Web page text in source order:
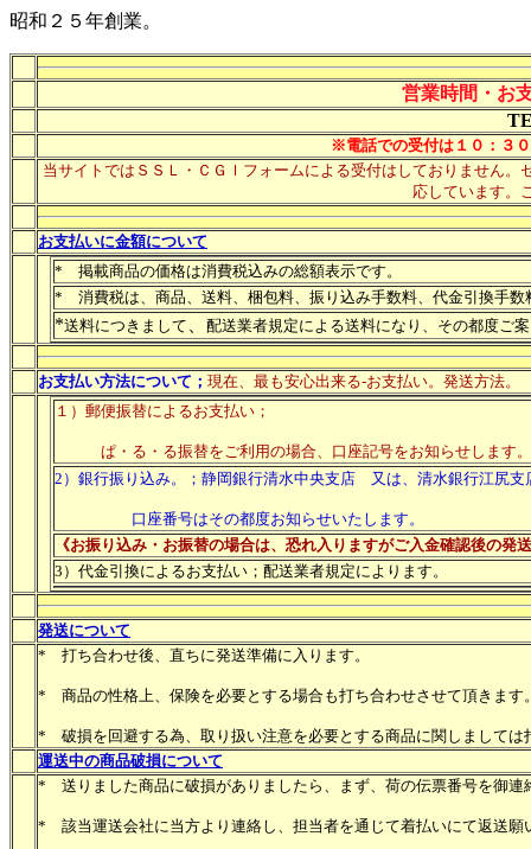
昭和２５年創業。
営業時間・お
※電話での受付は１０：３
当サイトではＳＳＬ・ＣＧＩフォームによる受付はしておりません
応しています。
お支払いに金額について
* 掲載商品の価格は消費税込みの総額表示です。
* 消費税は、商品、送料、梱包料、振り込み手数料、代金引換手数
*送料につきまして 配送業者規定による送料になり、その都度ご
お支払い方法について； 現在、最も安心出来る-お支払い。発送方法。
１）郵便振替によるお支払い；
ぱ・る・る振替をご利用の場合、口座記号をお知らせします。
2）銀行振り込み。；静岡銀行清水中央支店 又は、清水銀行江尻支
口座番号はその都度お知らせいたします。
《お振り込み・お振替の場合は、恐れ入りますがご入金確認後の発
3）代金引換によるお支払い；配送業者規定によります。
発送について
* 打ち合わせ後、直ちに発送準備に入ります。
* 商品の性格上、保険を必要とする場合も打ち合わせさせて頂きます
* 破損を回避する為、取り扱い注意を必要とする商品に関しましては
運送中の商品破損について
* 送りました商品に破損がありましたら、まず、荷の伝票番号を御連
* 該当運送会社に当方より連絡し、担当者を通じて着払いにて返送願